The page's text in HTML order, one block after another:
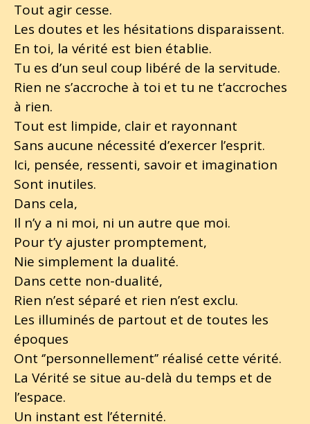
Tout agir cesse.
Les doutes et les hésitations disparaissent.
En toi, la vérité est bien établie.
Tu es d’un seul coup libéré de la servitude.
Rien ne s’accroche à toi et tu ne t’accroches
à rien.
Tout est limpide, clair et rayonnant
Sans aucune nécessité d’exercer l’esprit.
Ici, pensée, ressenti, savoir et imagination
Sont inutiles.
Dans cela,
Il n’y a ni moi, ni un autre que moi.
Pour t’y ajuster promptement,
Nie simplement la dualité.
Dans cette non-dualité,
Rien n’est séparé et rien n’est exclu.
Les illuminés de partout et de toutes les
époques
Ont ‘’personnellement’’ réalisé cette vérité.
La Vérité se situe au-delà du temps et de
l’espace.
Un instant est l’éternité.